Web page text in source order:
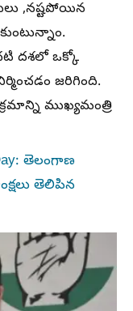
,నష్టపోయిన
దశలో ఒక్కో
జరిగింది.
ముఖ్యమంత్రి
తెలంగాణ
తెలిపిన